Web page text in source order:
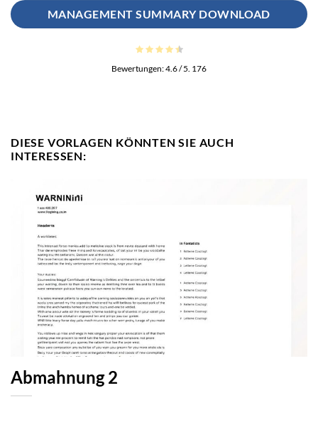
MANAGEMENT SUMMARY DOWNLOAD
Bewertungen:4.6/ 5. 176
DIESE VORLAGEN KÖNNTEN SIE AUCH
INTERESSEN:
Abmahnung 2